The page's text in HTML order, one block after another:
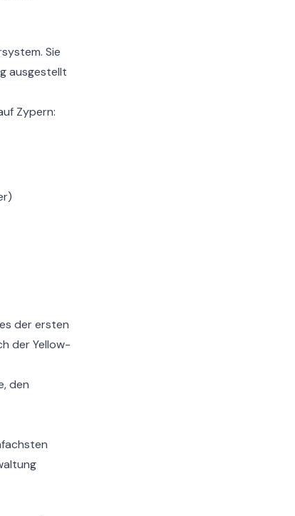
Sie
ausgestellt
Zypern:
der ersten
derYellow-
, den